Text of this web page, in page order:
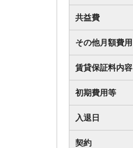
共益費
その他月額費用
賃貸保証料内容
初期費用等
入退日
契約